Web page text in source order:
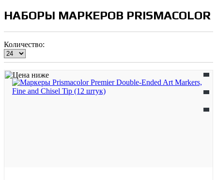
НАБОРЫ МАРКЕРОВ PRISMACOLOR
Количество: